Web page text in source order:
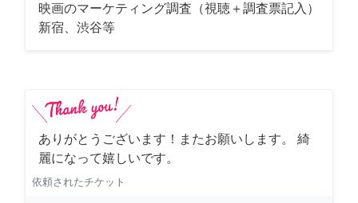
映画のマーケティング調査（視聴＋調査票記入）
新宿、渋谷等
ありがとうございます！またお願いします。 綺
麗になって嬉しいです。
依頼されたチケット